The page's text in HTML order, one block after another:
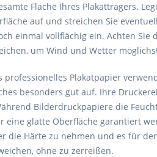
Fläche Ihres Plakatträgers.
auf und streichen Sie
einmal vollflächig ein. Achten Sie
um Wind und Wetter
Plakatpapier
besonders gut auf. Ihre
Bilderdruckpapiere die
glatte Oberfläche garantiert
die Härte zu nehmen und es für
ohne zu zerreißen.